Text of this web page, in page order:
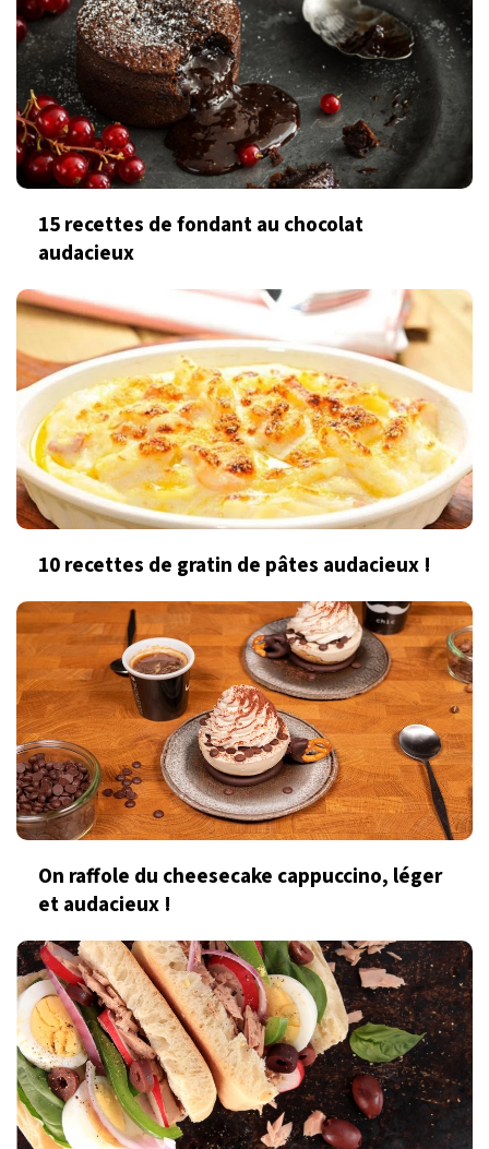
15 recettes de fondant au chocolat
audacieux
10 recettes de gratin de pâtes audacieux !
On raffole du cheesecake cappuccino, léger
et audacieux !